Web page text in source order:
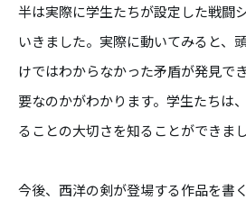
半は実際に学生たちが設定した戦闘
いきました。実際に動いてみると、
けではわからなかった矛盾が発見で
要なのかがわかります。学生たちは
ることの大切さを知ることができまし
今後、西洋の剣が登場する作品を書